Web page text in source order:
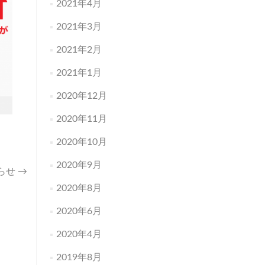
せ →
2021年4月
2021年3月
2021年2月
2021年1月
2020年12月
2020年11月
2020年10月
2020年9月
2020年8月
2020年6月
2020年4月
2019年8月